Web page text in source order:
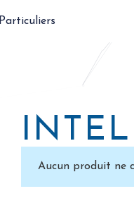
Particuliers
Aucun produit ne